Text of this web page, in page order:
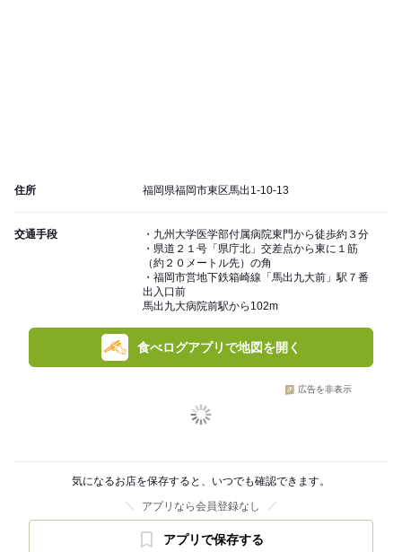
住所 福岡県福岡市東区馬出1-10-13
交通手段
・九州大学医学部付属病院東門から徒歩約３分
・県道２１号「県庁北」交差点から東に１筋
（約２０メートル先）の角
・福岡市営地下鉄箱崎線「馬出九大前」駅７番
出入口前
馬出九大病院前駅から102m
食べログアプリで地図を開く
広告を非表示
気になるお店を保存すると、いつでも確認できます。
アプリなら会員登録なし
アプリで保存する